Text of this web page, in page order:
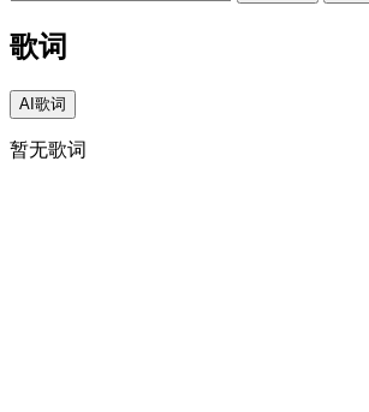
歌词
AI歌词
暂无歌词